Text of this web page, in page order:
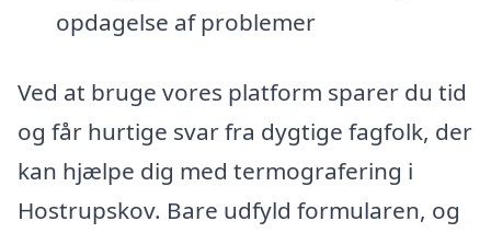
opdagelse af problemer
Ved at bruge vores platform sparer du tid
og får hurtige svar fra dygtige fagfolk, der
kan hjælpe dig med termografering i
Hostrupskov. Bare udfyld formularen, og